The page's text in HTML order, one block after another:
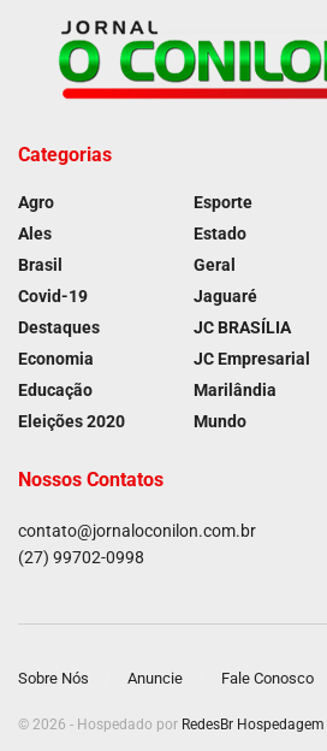
Categorias
Agro
Ales
Brasil
Covid-19
Destaques
Economia
Educação
Eleições 2020
Esporte
Estado
Geral
Jaguaré
JC BRASÍLIA
JC Empresarial
Marilândia
Mundo
Nossos Contatos
contato@jornaloconilon.com.br
(27) 99702-0998
Sobre Nós Anuncie Fale Conosco
© 2026 - Hospedado por RedesBr